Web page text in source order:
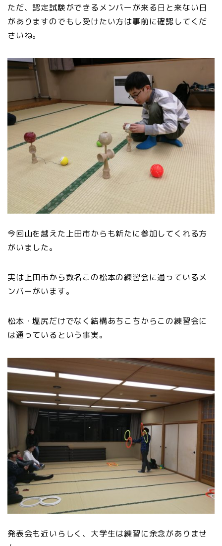
ただ、認定試験ができるメンバーが来る日と来ない日
がありますのでもし受けたい方は事前に確認してくだ
さいね。
今回山を越えた上田市からも新たに参加してくれる方
がいました。
実は上田市から数名この松本の練習会に通っているメ
ンバーがいます。
松本・塩尻だけでなく結構あちこちからこの練習会に
は通っているという事実。
発表会も近いらしく、大学生は練習に余念がありませ